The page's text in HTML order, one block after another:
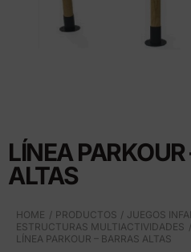
LÍNEA
ALTAS
HOME PRODUCTOS
JUEGOS
ESTRUCTURAS MULTIACTIVIDADES
LÍNEA PARKOUR – BARRAS ALTAS